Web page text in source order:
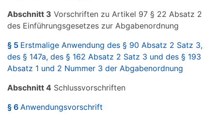
Abschnitt 3 Vorschriften zu Artikel 97 § 22 Absatz 2
des Einführungsgesetzes zur Abgabenordnung
§ 5 Erstmalige Anwendung des § 90 Absatz 2 Satz 3,
des § 147a, des § 162 Absatz 2 Satz 3 und des § 193
Absatz 1 und 2 Nummer 3 der Abgabenordnung
Abschnitt 4 Schlussvorschriften
§ 6 Anwendungsvorschrift